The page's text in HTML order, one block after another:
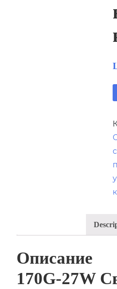
Описание
170G-27W